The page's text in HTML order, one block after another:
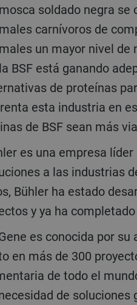
carnívoros de
un mayor nivel de
BSF está ganando
de proteínas
esta industria en
de BSF sean más
a las industrias
Bühler ha estado
y ya ha
en más de 300
de todo el
de soluciones